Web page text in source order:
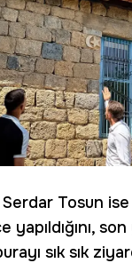
Tosun ise
yapıldığını, son
sık sık